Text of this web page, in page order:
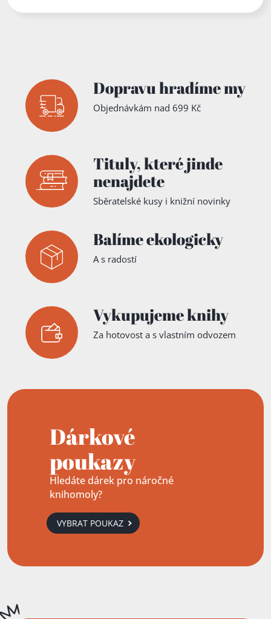
Dopravu hradíme my
Objednávkám nad 699 Kč
Tituly,které jinde
nenajdete
Sběratelské kusy i knižní novinky
Balíme ekologicky
A s radostí
Vykupujeme knihy
Za hotovost a s vlastním odvozem
Dárkové
poukazy
Hledáte dárek pro náročné
knihomoly?
VYBRAT POUKAZ